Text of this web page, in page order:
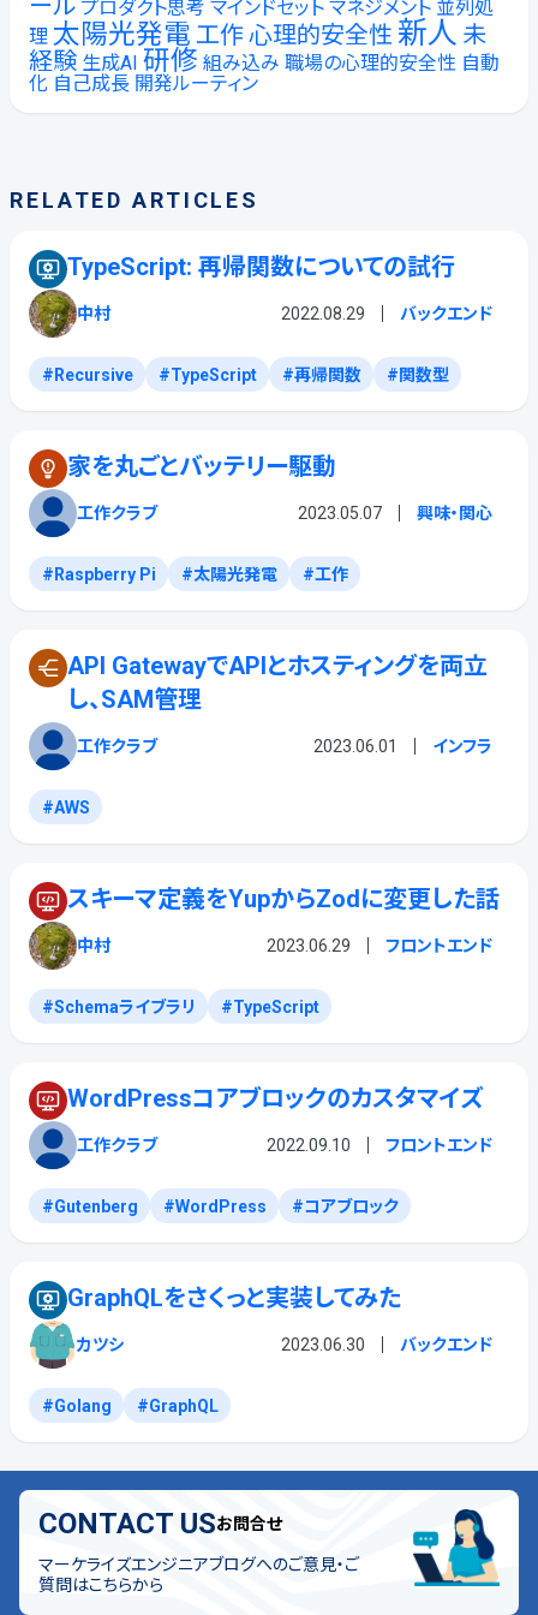
ール プロダクト思考 マインドセット マネジメント 並列処
理 太陽光発電 工作心理的安全性 新人 未
経験 生成AI 研修 組み込み 職場の心理的安全性 自動
化 自己成長 開発ルーティン
RELATED ARTICLES
TypeScript: 再帰関数についての試行
中村 2022.08.29 バックエンド
Recursive TypeScript 再帰関数 関数型
家を丸ごとバッテリー駆動
工作クラブ 2023.05.07 興味・関心
Raspberry Pi 太陽光発電 工作
API GatewayでAPIとホスティングを両立
し、SAM管理
工作クラブ 2023.06.01 インフラ
AWS
スキーマ定義をyupからzodに変更した話
中村 2023.06.29 フロントエンド
Schemaライブラリ TypeScript
WordPressコアブロックのカスタマイズ
工作クラブ 2022.09.10 フロントエンド
Gutenberg WordPress コアブロック
GraphQLをさくっと実装してみた
カツシ 2023.06.30 バックエンド
Golang GraphQL
CONTACT USお問合せ
マーケライズエンジニアブログへのご意見・ご
質問はこちらから